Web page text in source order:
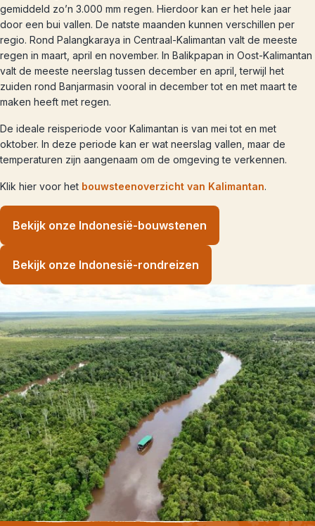
gemiddeld zo’n 3.000 mm regen. Hierdoor kan er het hele jaar
door een bui vallen. De natste maanden kunnen verschillen per
regio. Rond Palangkaraya in Centraal-Kalimantan valt de meeste
regen in maart, april en november. In Balikpapan in Oost-Kalimantan
valt de meeste neerslag tussen december en april, terwijl het
zuiden rond Banjarmasin vooral in december tot en met maart te
maken heeft met regen.
De ideale reisperiode voor Kalimantan is van mei tot en met
oktober. In deze periode kan er wat neerslag vallen, maar de
temperaturen zijn aangenaam om de omgeving te verkennen.
Klik hier voor het bouwsteenoverzicht van Kalimantan.
Bekijk onze Indonesië-bouwstenen
Bekijk onze Indonesië-rondreizen